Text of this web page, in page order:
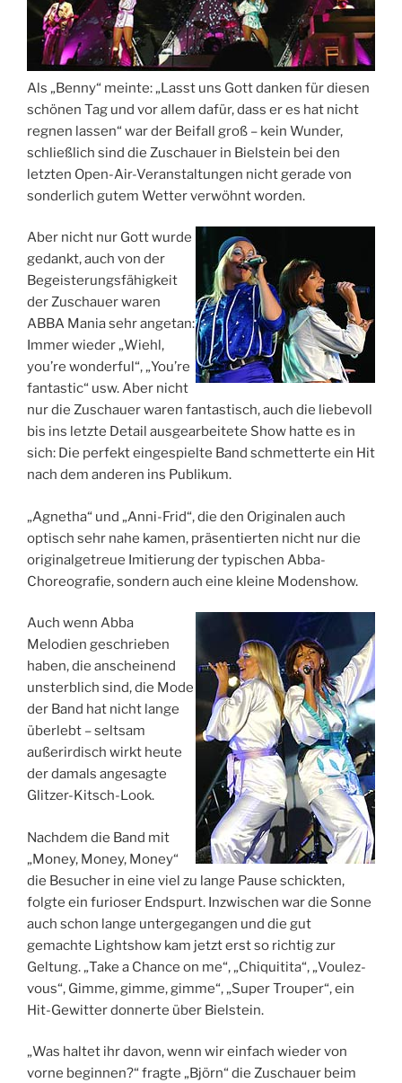
Als „Benny“ meinte: „Lasst uns Gott danken für diesen
schönen Tag und vor allem dafür, dass er es hat nicht
regnen lassen“ war der Beifall groß – kein Wunder,
schließlich sind die Zuschauer in Bielstein bei den
letzten Open-Air-Veranstaltungen nicht gerade von
sonderlich gutem Wetter verwöhnt worden.
Aber nicht nur Gott wurde
gedankt, auch von der
Begeisterungsfähigkeit
der Zuschauer waren
ABBA Mania sehr angetan:
Immer wieder „Wiehl,
you’re wonderful“, „You’re
fantastic“ usw. Aber nicht
nur die Zuschauer waren fantastisch, auch die liebevoll
bis ins letzte Detail ausgearbeitete Show hatte es in
sich: Die perfekt eingespielte Band schmetterte ein Hit
nach dem anderen ins Publikum.
„Agnetha“ und „Anni-Frid“, die den Originalen auch
optisch sehr nahe kamen, präsentierten nicht nur die
originalgetreue Imitierung der typischen Abba-
Choreografie, sondern auch eine kleine Modenshow.
Auch wenn Abba
Melodien geschrieben
haben, die anscheinend
unsterblich sind, die Mode
der Band hat nicht lange
überlebt – seltsam
außerirdisch wirkt heute
der damals angesagte
Glitzer-Kitsch-Look.
Nachdem die Band mit
„Money, Money, Money“
die Besucher in eine viel zu lange Pause schickten,
folgte ein furioser Endspurt. Inzwischen war die Sonne
auch schon lange untergegangen und die gut
gemachte Lightshow kam jetzt erst so richtig zur
Geltung. „Take a Chance on me“, „Chiquitita“, „Voulez-
vous“, Gimme, gimme, gimme“, „Super Trouper“, ein
Hit-Gewitter donnerte über Bielstein.
„Was haltet ihr davon, wenn wir einfach wieder von
vorne beginnen?“ fragte „Björn“ die Zuschauer beim